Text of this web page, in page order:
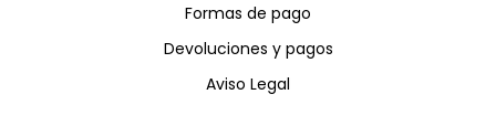
Formas de pago
Devoluciones y pagos
Aviso Legal